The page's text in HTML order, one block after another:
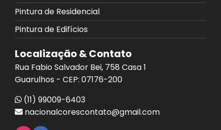
Pintura de Residencial
Pintura de Edifícios
Localização & Contato
Rua Fabio Salvador Bei, 758 Casa 1
Guarulhos - CEP: 07176-200
(11) 99009-6403
nacionalcorescontato@gmail.com